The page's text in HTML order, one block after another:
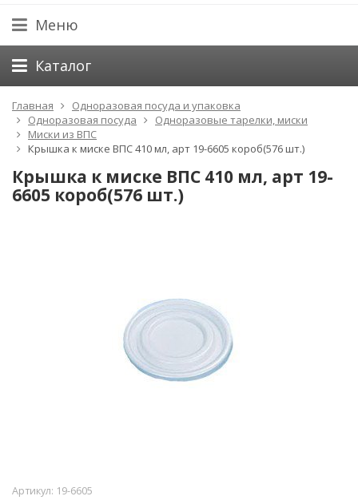
Меню
Каталог
Главная
Одноразовая посуда и упаковка
Одноразовая посуда
Одноразовые тарелки, миски
Миски из ВПС
Крышка к миске ВПС 410 мл, арт 19-6605 короб(576 шт.)
Крышка к миске ВПС 410 мл, арт 19-
6605 короб(576 шт.)
Артикул: 19-6605